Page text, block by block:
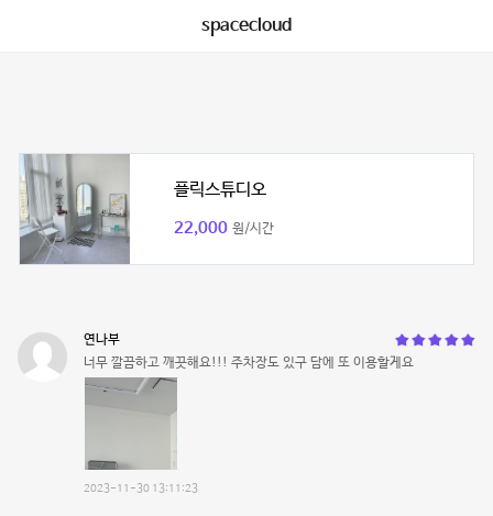
spacecloud
플릭스튜디오
22,000 원/시간
연나부
너무 깔끔하고 깨끗해요!!! 주차장도 있구 담에 또 이용할게요
2023-11-30 13:11:23